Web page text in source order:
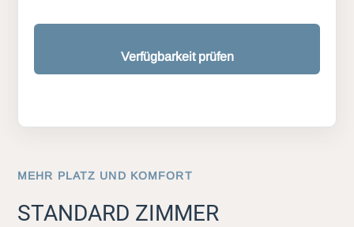
Verfügbarkeit prüfen
MEHR PLATZ UND KOMFORT
STANDARD ZIMMER